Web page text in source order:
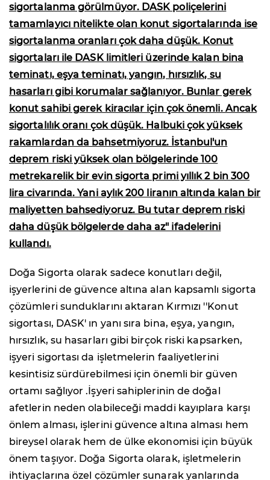
sigortalanma görülmüyor. DASK poliçelerini
tamamlayıcı nitelikte olan konut sigortalarında ise
sigortalanma oranları çok daha düşük. Konut
sigortaları ile DASK limitleri üzerinde kalan bina
teminatı, eşya teminatı, yangın, hırsızlık, su
hasarları gibi korumalar sağlanıyor. Bunlar gerek
konut sahibi gerek kiracılar için çok önemli. Ancak
sigortalılık oranı çok düşük. Halbuki çok yüksek
rakamlardan da bahsetmiyoruz. İstanbul'un
deprem riski yüksek olan bölgelerinde 100
metrekarelik bir evin sigorta primi yıllık 2 bin 300
lira civarında. Yani aylık 200 liranın altında kalan bir
maliyetten bahsediyoruz. Bu tutar deprem riski
daha düşük bölgelerde daha az" ifadelerini
kullandı.
Doğa Sigorta olarak sadece konutları değil,
işyerlerini de güvence altına alan kapsamlı sigorta
çözümleri sunduklarını aktaran Kırmızı ''Konut
sigortası, DASK' ın yanı sıra bina, eşya, yangın,
hırsızlık, su hasarları gibi birçok riski kapsarken,
işyeri sigortası da işletmelerin faaliyetlerini
kesintisiz sürdürebilmesi için önemli bir güven
ortamı sağlıyor .İşyeri sahiplerinin de doğal
afetlerin neden olabileceği maddi kayıplara karşı
önlem alması, işlerini güvence altına alması hem
bireysel olarak hem de ülke ekonomisi için büyük
önem taşıyor. Doğa Sigorta olarak, işletmelerin
ihtiyaçlarına özel çözümler sunarak yanlarında